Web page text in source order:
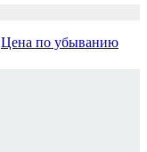
Цена по убыванию